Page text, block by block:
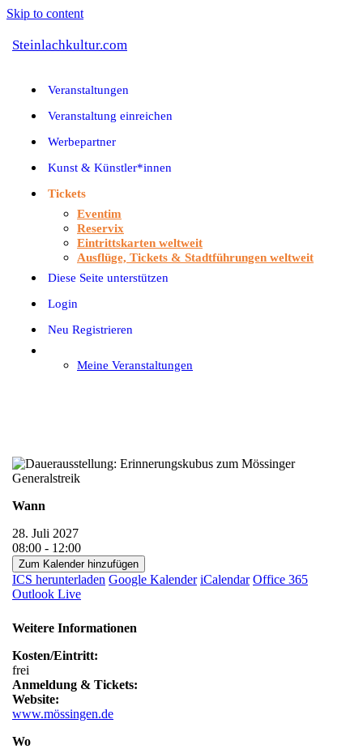
Skip to content
Steinlachkultur.com
Veranstaltungen
Veranstaltung einreichen
Werbepartner
Kunst & Künstler*innen
Tickets
Eventim
Reservix
Eintrittskarten weltweit
Ausflüge, Tickets & Stadtführungen weltweit
Diese Seite unterstützen
Login
Neu Registrieren
Meine Veranstaltungen
Wann
28. Juli 2027
08:00 - 12:00
Zum Kalender hinzufügen
ICS herunterladen Google Kalender iCalendar Office 365
Outlook Live
Weitere Informationen
Kosten/Eintritt:
frei
Anmeldung & Tickets:
Website:
www.mössingen.de
Wo